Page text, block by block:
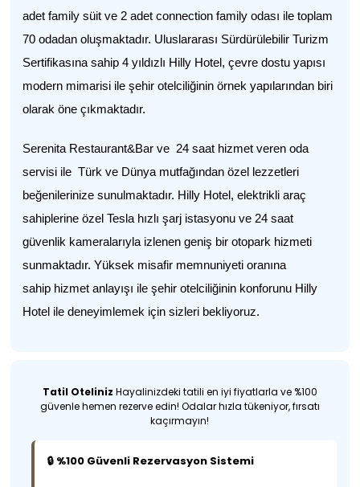
adet family süit ve 2 adet connection family odası ile toplam
70 odadan oluşmaktadır. Uluslararası Sürdürülebilir Turizm
Sertifikasına sahip 4 yıldızlı Hilly Hotel, çevre dostu yapısı
modern mimarisi ile şehir otelciliğinin örnek yapılarından biri
olarak öne çıkmaktadır.
Serenita Restaurant&Bar ve 24 saat hizmet veren oda
servisi ile Türk ve Dünya mutfağından özel lezzetleri
beğenilerinize sunulmaktadır. Hilly Hotel, elektrikli araç
sahiplerine özel Tesla hızlı şarj istasyonu ve 24 saat
güvenlik kameralarıyla izlenen geniş bir otopark hizmeti
sunmaktadır. Yüksek misafir memnuniyeti oranına
sahip hizmet anlayışı ile şehir otelciliğinin konforunu Hilly
Hotel ile deneyimlemek için sizleri bekliyoruz.
Tatil Oteliniz Hayalinizdeki tatili en iyi fiyatlarla ve %100
güvenle hemen rezerve edin! Odalar hızla tükeniyor, fırsatı
kaçırmayın!
🔒 %100 Güvenli Rezervasyon Sistemi